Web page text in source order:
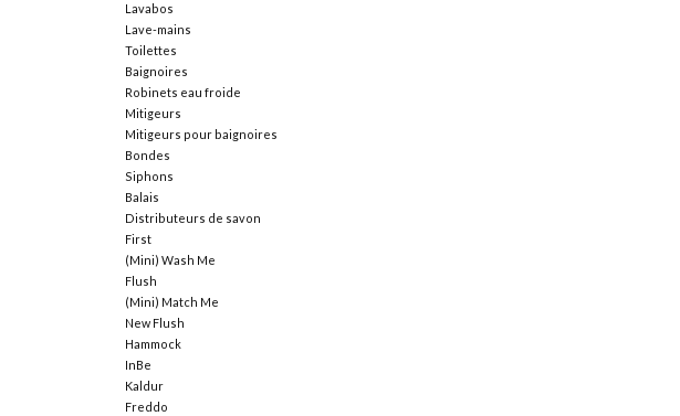
Lavabos
Lave-mains
Toilettes
Baignoires
Robinets eau froide
Mitigeurs
Mitigeurs pour baignoires
Bondes
Siphons
Balais
Distributeurs de savon
First
(Mini) Wash Me
Flush
(Mini) Match Me
New Flush
Hammock
InBe
Kaldur
Freddo